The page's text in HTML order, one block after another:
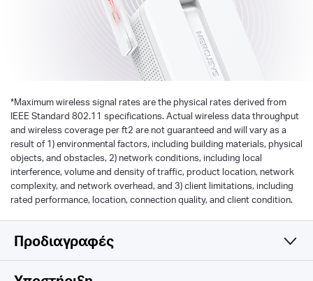
*Maximum wireless signal rates are the physical rates derived from
IEEE Standard 802.11 specifications. Actual wireless data throughput
and wireless coverage per ft2 are not guaranteed and will vary as a
result of 1) environmental factors, including building materials, physical
objects, and obstacles, 2) network conditions, including local
interference, volume and density of traffic, product location, network
complexity, and network overhead, and 3) client limitations, including
rated performance, location, connection quality, and client condition.
Προδιαγραφές
Wireless